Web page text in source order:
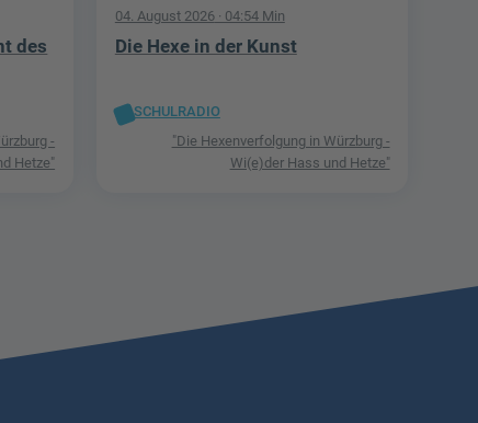
des
-
Hetze"
04. August 2026· 04:54 Min
Die Hexe in der Kunst
SCHULRADIO
"Die Hexenverfolgung in Würzburg -
Wi(e)der Hass und Hetze"